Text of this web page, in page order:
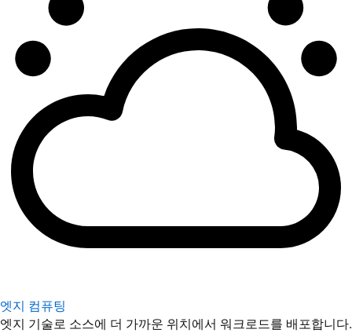
엣지 컴퓨팅
엣지 기술로 소스에 더 가까운 위치에서 워크로드를 배포합니다.